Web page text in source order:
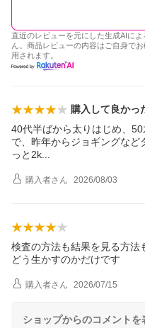
直近のレビューを元にした生成AIに
ん。商品レビューの内容はご自身で
用されます。
購入して良かっ
40代半ばから太りはじめ、
で、昨年からジョギングな
っと2k
購入者さん 2026/08/03
検査の方法も結果を見る方法
どう生かすのかだけです
購入者さん 2026/07/15
ショップからのコメントを